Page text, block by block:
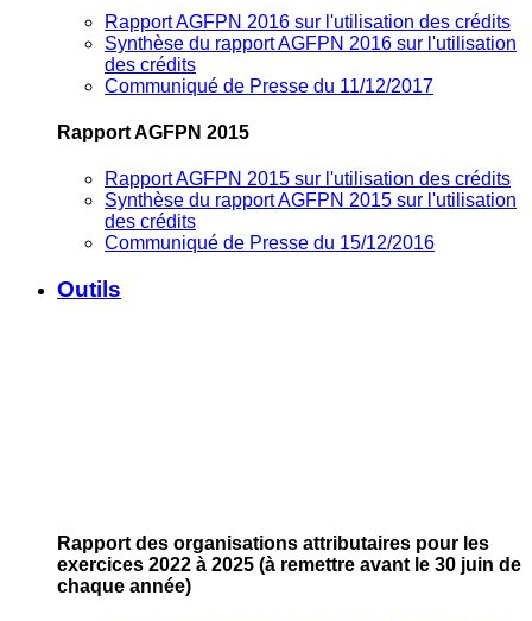
Rapport AGFPN 2016 sur l'utilisation des crédits
Synthèse du rapport AGFPN 2016 sur l'utilisation
des crédits
Communiqué de Presse du 11/12/2017
Rapport AGFPN 2015
Rapport AGFPN 2015 sur l'utilisation des crédits
Synthèse du rapport AGFPN 2015 sur l'utilisation
des crédits
Communiqué de Presse du 15/12/2016
Outils
Rapport des organisations attributaires pour les
exercices 2022 à 2025 (à remettre avant le 30 juin de
chaque année)